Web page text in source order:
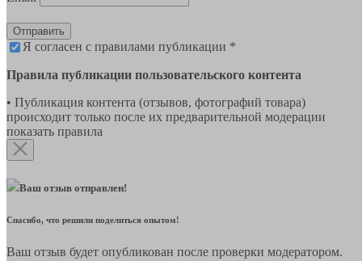
Отправить
Я согласен с правилами публикации *
Правила публикации пользовательского контента
• Публикация контента (отзывов, фотографий товара)
происходит только после их предварительной модерации
показать правила
Ваш отзыв отправлен!
Спасибо, что решили поделиться опытом!
Ваш отзыв будет опубликован после проверки модератором.